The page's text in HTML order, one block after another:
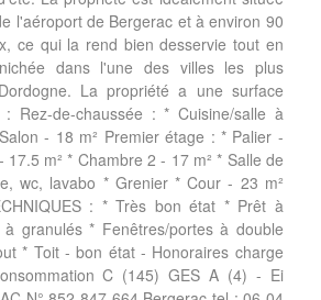
l'aéroport de Bergerac et à environ 90
ce qui la rend bien desservie tout en
dans l'une des villes les plus
La propriété a une surface
Rez-de-chaussée : * Cuisine/salle à
- 18 m² Premier étage : * Palier -
17.5 m² * Chambre 2 - 17 m² * Salle de
wc, lavabo * Grenier * Cour - 23 m²
: * Très bon état * Prêt à
granulés * Fenêtres/portes à double
* Toit - bon état - Honoraires charge
C (145) GES A (4) - Ei